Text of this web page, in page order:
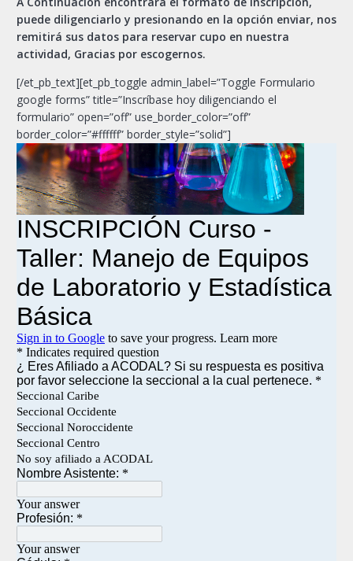
puede diligenciarlo y presionando en la opción enviar, nos
remitirá sus datos para reservar cupo en nuestra
actividad, Gracias por escogernos.
[/et_pb_text][et_pb_toggle admin_label=”Toggle Formulario
google forms” title=”Inscríbase hoy diligenciando el
formulario” open=”off” use_border_color=”off”
border_color=”#ffffff” border_style=”solid”]